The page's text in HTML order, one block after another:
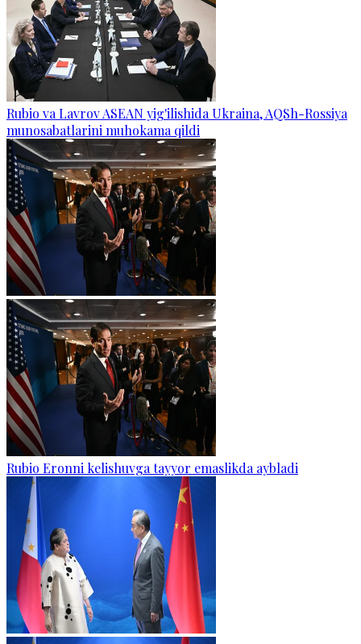
Rubio va Lavrov ASEAN yig'ilishida Ukraina, AQSh-Rossiya
munosabatlarini muhokama qildi
Rubio Eronni kelishuvga tayyor emaslikda aybladi